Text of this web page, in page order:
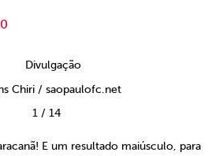
Chiri / saopaulofc.net
1 / 14
E um resultado maiúsculo, para